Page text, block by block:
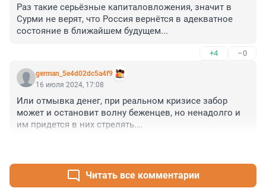
Раз такие серьёзные капиталовложения, значит в
Сурми не верят, что Россия вернётся в адекватное
состояние в ближайшем будущем...
+4 –0
german_5e4d02dc5a4f9
16 июля 2024, 17:08
Или отмывка денег, при реальном кризисе забор
может и остановит волну беженцев, но ненадолго и
им придется в них стрелять.
Читать все комментарии